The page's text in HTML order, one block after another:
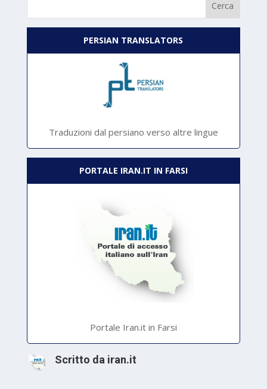
PERSIAN TRANSLATORS
Traduzioni dal persiano verso altre lingue
PORTALE IRAN.IT IN FARSI
Portale Iran.it in Farsi
Scritto da iran.it